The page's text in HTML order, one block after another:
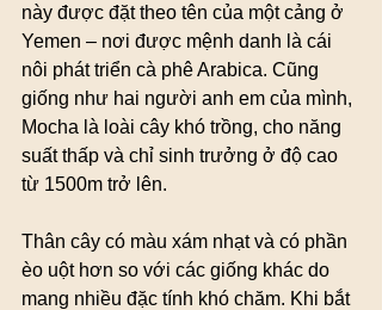
này được đặt theo tên của một cảng ở
Yemen – nơi được mệnh danh là cái
nôi phát triển cà phê Arabica. Cũng
giống như hai người anh em của mình,
Mocha là loài cây khó trồng, cho năng
suất thấp và chỉ sinh trưởng ở độ cao
từ 1500m trở lên.
Thân cây có màu xám nhạt và có phần
èo uột hơn so với các giống khác do
mang nhiều đặc tính khó chăm. Khi bắt